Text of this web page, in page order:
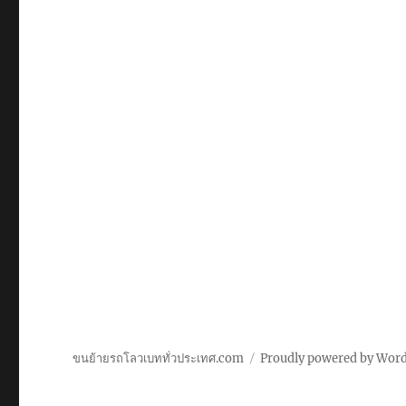
ขนย้ายรถโลวเบททั่วประเทศ.com Proudly powered by